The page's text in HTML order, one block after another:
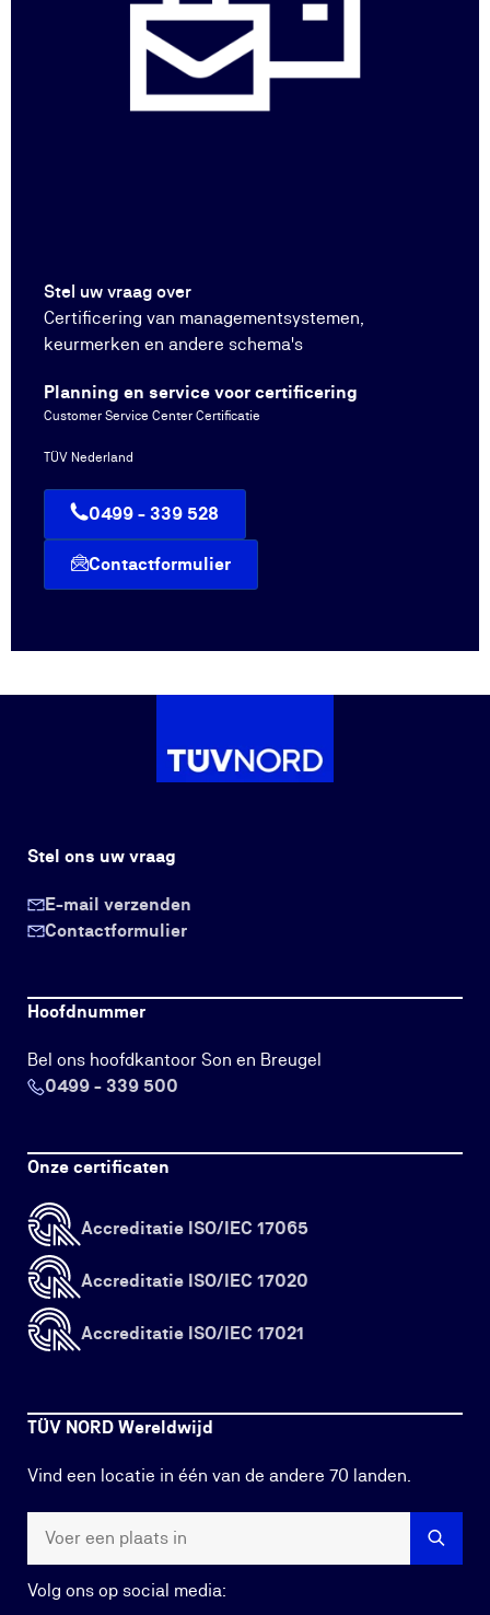
Stel uw vraag over
Certificering van managementsystemen,
keurmerken en andere schema's
0499 - 339 528
Contactformulier
Planning en service voor certificering
Customer Service Center Certificatie
TÜV Nederland
Stel ons uw vraag
E-mail verzenden
Contactformulier
Hoofdnummer
Bel ons hoofdkantoor Son en Breugel
0499 - 339 500
Onze certificaten
Accreditatie ISO/IEC 17065
Accreditatie ISO/IEC 17020
Accreditatie ISO/IEC 17021
TÜV NORD Wereldwijd
Vind een locatie in één van de andere 70 landen.
Volg ons op social media: